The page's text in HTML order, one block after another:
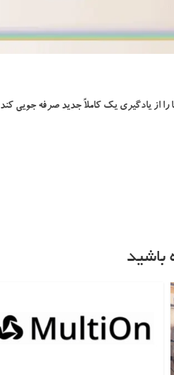
از یادگیری یک کاملاً جدید صرفه جویی کند